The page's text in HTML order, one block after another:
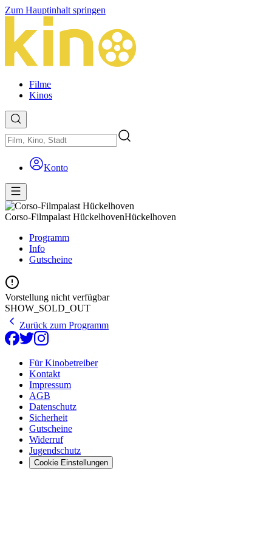
Zum Hauptinhalt springen
Filme
Kinos
Konto
Corso-Filmpalast HückelhovenHückelhoven
Programm
Info
Gutscheine
Vorstellung nicht verfügbar
SHOW_SOLD_OUT
Zurück zum Programm
Für Kinobetreiber
Kontakt
Impressum
AGB
Datenschutz
Sicherheit
Gutscheine
Widerruf
Jugendschutz
Cookie Einstellungen